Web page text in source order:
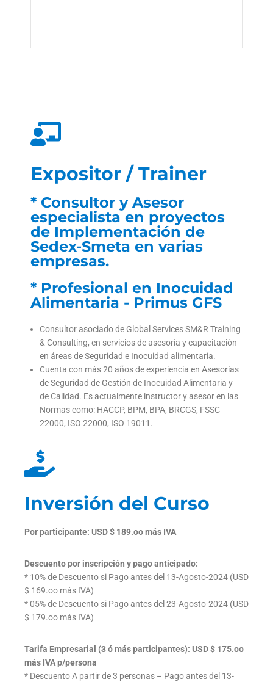
Expositor / Trainer
* Consultor y Asesor
especialista en proyectos
de Implementación de
Sedex-Smeta en varias
empresas.
* Profesional en Inocuidad
Alimentaria - Primus GFS
Consultor asociado de Global Services SM&R Training
& Consulting, en servicios de asesoría y capacitación
en áreas de Seguridad e Inocuidad alimentaria.
Cuenta con más 20 años de experiencia en Asesorías
de Seguridad de Gestión de Inocuidad Alimentaria y
de Calidad. Es actualmente instructor y asesor en las
Normas como: HACCP, BPM, BPA, BRCGS, FSSC
22000, ISO 22000, ISO 19011.
Inversión del Curso
Por participante: USD $ 189.oo más IVA
Descuento por inscripción y pago anticipado:
* 10% de Descuento si Pago antes del 13-Agosto-2024 (USD
$ 169.oo más IVA)
* 05% de Descuento si Pago antes del 23-Agosto-2024 (USD
$ 179.oo más IVA)
Tarifa Empresarial (3 ó más participantes): USD $ 175.oo
más IVA p/persona
* Descuento A partir de 3 personas – Pago antes del 13-